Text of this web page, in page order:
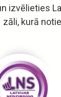
izvēlieties
kurā